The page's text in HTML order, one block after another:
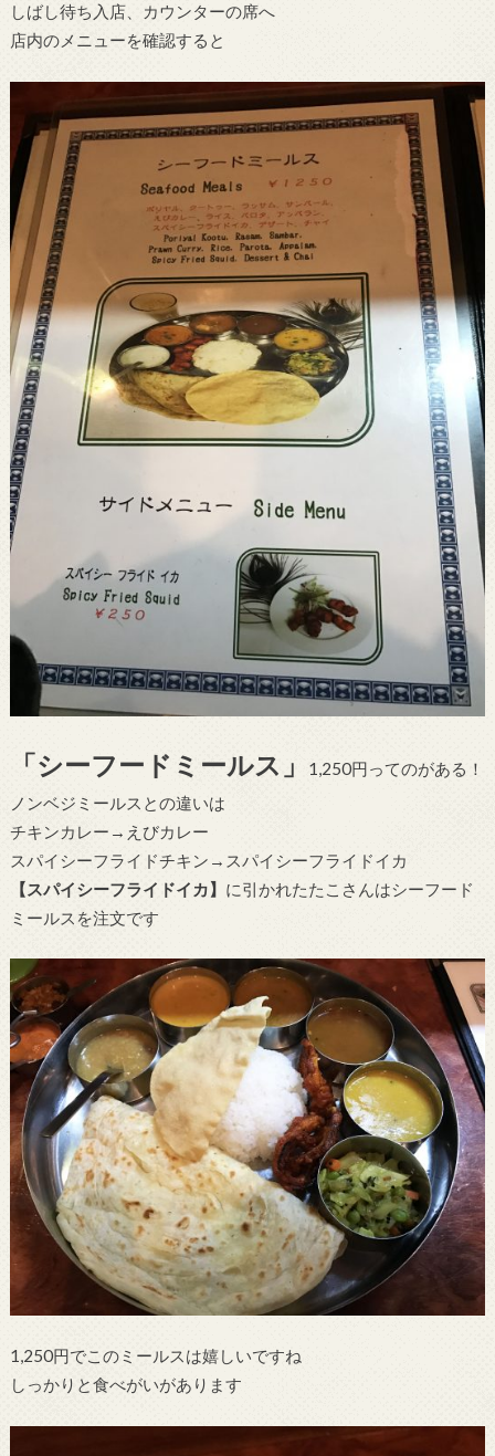
しばし待ち入店、カウンターの席へ
店内のメニューを確認すると
「シーフードミールス」
1,250円ってのがある！
ノンベジミールスとの違いは
チキンカレー→えびカレー
スパイシーフライドチキン→スパイシーフライドイカ
【スパイシーフライドイカ】 に引かれたたこさんはシーフード
ミールスを注文です
1,250円でこのミールスは嬉しいですね
しっかりと食べがいがあります